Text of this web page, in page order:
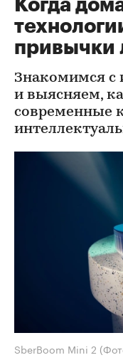
Когда
привычки
Знакомимся с
и выясняем,
современные
SberBoom Mini 2